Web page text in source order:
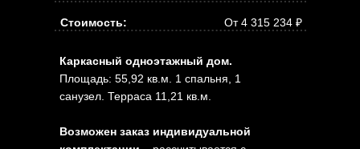
Каркасный одноэтажный дом.
Площадь: 55,92 кв.м. 1 спальня, 1
санузел. Терраса 11,21 кв.м.
Возможен заказ индивидуальной
Стоимость: От 4 315 234 ₽